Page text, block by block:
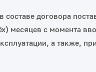
договора
месяцев с момента
а также,